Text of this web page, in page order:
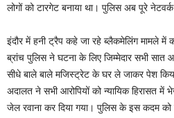
लोगों को टारगेट बनाया था। पुलिस अब पूरे
इंदौर में हनी ट्रैप कहे जा रहे ब्लैकमेलिंग मामले में
ब्रांच पुलिस ने घटना के लिए जिम्मेदार सभी सात
सीधे बाले बाले मजिस्ट्रेट के घर ले जाकर पेश
अदालत ने सभी आरोपियों को न्यायिक हिरासत
जेल रवाना कर दिया गया। पुलिस के इस कदम को